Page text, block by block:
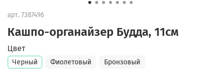
арт. 7387496
Кашпо-органайзер Будда, 11см
Цвет
Черный Фиолетовый Бронзовый